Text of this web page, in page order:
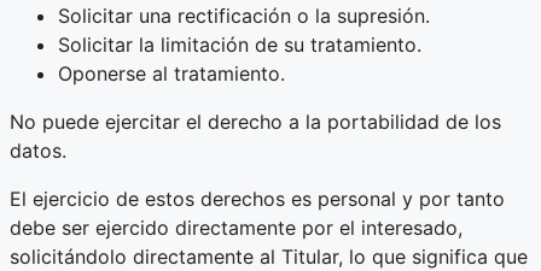
Solicitar una rectificación o la supresión.
Solicitar la limitación de su tratamiento.
Oponerse al tratamiento.
No puede ejercitar el derecho a la portabilidad de los
datos.
El ejercicio de estos derechos es personal y por tanto
debe ser ejercido directamente por el interesado,
solicitándolo directamente al Titular, lo que significa que